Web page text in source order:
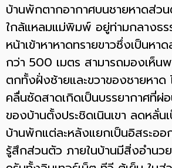
บ้านพักตากอากาศบนชายหาดส่ว
ใกล้แหลมแม่พิมพ์ อยู่ท่ามกลางธ
หน้าเข้าหาหาดทรายขาวซึ่งเป็นหา
กว่า 500 เมตร สามารถมองเห็น
ตกทั้งฝั่งซ้ายและขวาของชายหาด
คลื่นซัดสาดเกิดเป็นบรรยากาศที่ผ่
ของบ้านตั้งประชิดเนินเขา ลดหลั่น
บ้านพักแต่ละหลังแยกเป็นอิสระออ
รู้สึกส่วนตัว ภายในบ้านมีสิ่งอำนว